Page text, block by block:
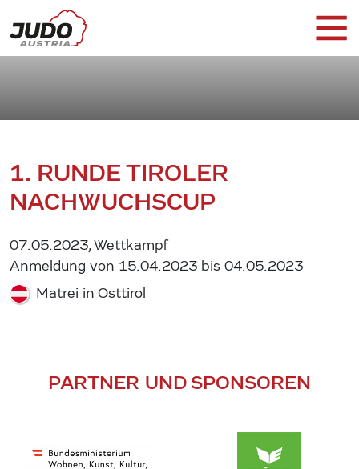
1. RUNDE TIROLER
NACHWUCHSCUP
07.05.2023, Wettkampf
Anmeldung von 15.04.2023 bis 04.05.2023
Matrei in Osttirol
PARTNER UND SPONSOREN